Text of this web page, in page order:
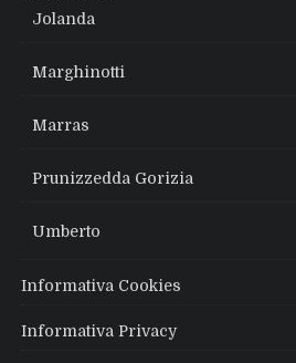
Jolanda
Marghinotti
Marras
Prunizzedda Gorizia
Umberto
Informativa Cookies
Informativa Privacy